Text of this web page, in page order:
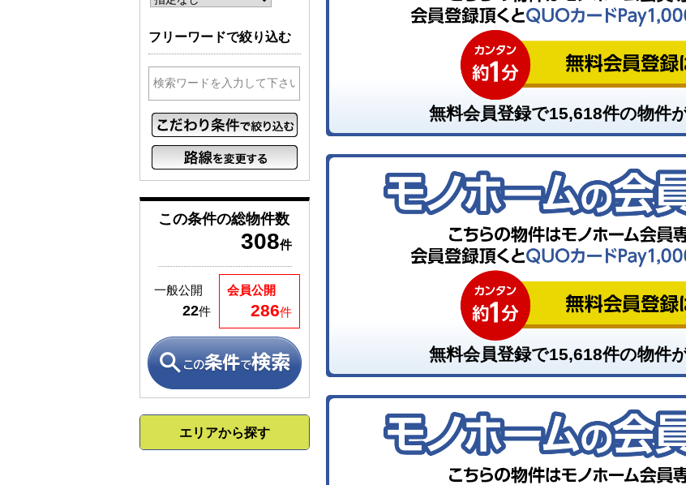
無料会員登録で15,618件の物件
無料会員登録で15,618件の物件
フリーワードで絞り込む
この条件の総物件数
308件
会員公開
286件
一般公開
22件
エリアから探す